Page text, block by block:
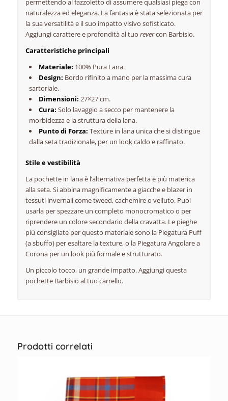
permettendo al fazzoletto di assumere qualsiasi piega con
naturalezza ed eleganza. La fantasia è stata selezionata per
la sua versatilità e il suo impatto visivo sofisticato.
Aggiungi carattere e profondità al tuo revercon Barbisio.
Caratteristiche principali
Materiale: 100% Pura Lana.
Design: Bordo rifinito a mano per la massima cura
sartoriale.
Dimensioni: 27×27 cm.
Cura: Solo lavaggio a secco per mantenere la
morbidezza e la struttura della lana.
Punto di Forza: Texture in lana unica che si distingue
dalla seta tradizionale, per un look caldo e raffinato.
Stile e vestibilità
La pochette in lana è l’alternativa perfetta e più materica
alla seta. Si abbina magnificamente a giacche e blazer in
tessuti invernali come tweed, cachemire o velluto. Puoi
usarla per spezzare un completo monocromatico o per
riprendere un colore secondario della cravatta. Le pieghe
più consigliate per questo materiale sono la Piegatura Puff
(a sbuffo) per esaltare la texture, o la Piegatura Angolare a
Corona per un look più formale e strutturato.
Un piccolo tocco, un grande impatto. Aggiungi questa
pochette Barbisio al tuo carrello.
Prodotti correlati